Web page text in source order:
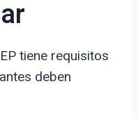
tiene requisitos
deben